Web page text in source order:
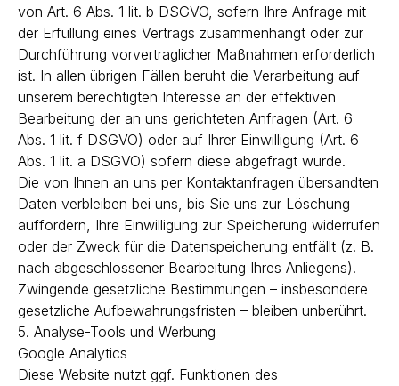
von Art. 6 Abs. 1 lit. b DSGVO, sofern Ihre Anfrage mit
der Erfüllung eines Vertrags zusammenhängt oder zur
Durchführung vorvertraglicher Maßnahmen erforderlich
ist. In allen übrigen Fällen beruht die Verarbeitung auf
unserem berechtigten Interesse an der effektiven
Bearbeitung der an uns gerichteten Anfragen (Art. 6
Abs. 1 lit. f DSGVO) oder auf Ihrer Einwilligung (Art. 6
Abs. 1 lit. a DSGVO) sofern diese abgefragt wurde.
Die von Ihnen an uns per Kontaktanfragen übersandten
Daten verbleiben bei uns, bis Sie uns zur Löschung
auffordern, Ihre Einwilligung zur Speicherung widerrufen
oder der Zweck für die Datenspeicherung entfällt (z. B.
nach abgeschlossener Bearbeitung Ihres Anliegens).
Zwingende gesetzliche Bestimmungen – insbesondere
gesetzliche Aufbewahrungsfristen – bleiben unberührt.
5. Analyse-Tools und Werbung
Google Analytics
Diese Website nutzt ggf. Funktionen des